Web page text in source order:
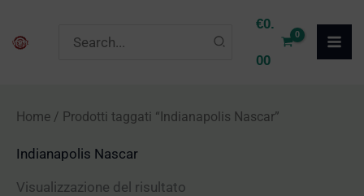
per:
€0.
00
Home / Prodotti taggati “Indianapolis Nascar”
Indianapolis Nascar
Visualizzazione del risultato